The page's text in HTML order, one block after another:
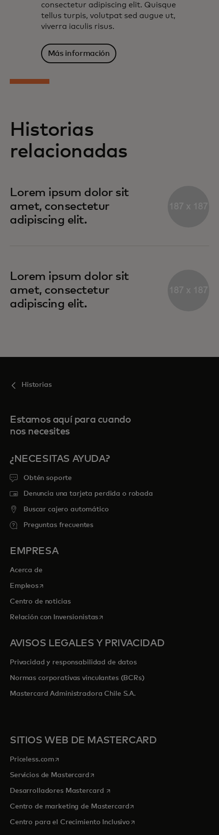
consectetur adipiscing elit. Quisque
tellus turpis, volutpat sed augue ut,
viverra iaculis risus.
Más información
Historias
relacionadas
Lorem ipsum dolor sit
amet, consectetur
adipiscing elit.
Lorem ipsum dolor sit
amet, consectetur
adipiscing elit.
Historias
Estamos aquí para cuando
nos necesites
¿NECESITAS AYUDA?
Obtén soporte
Denuncia una tarjeta perdida o robada
Buscar cajero automático
Preguntas frecuentes
EMPRESA
Acerca de
Empleosse abre en una pestaña nueva
Centro de noticias
Relación con Inversionistasse abre en una pestaña nueva
AVISOS LEGALES Y PRIVACIDAD
Privacidad y responsabilidad de datos
Normas corporativas vinculantes (BCRs)
Mastercard Administradora Chile S.A.
SITIOS WEB DE MASTERCARD
Priceless.com se abre en una pestaña nueva
Servicios de Mastercardse abre en una pestaña nueva
Desarrolladores Mastercard se abre en una pestaña nueva
Centro de marketing de Mastercardse abre en una pestaña
Centro para el Crecimiento Inclusivose abre en una pestaña